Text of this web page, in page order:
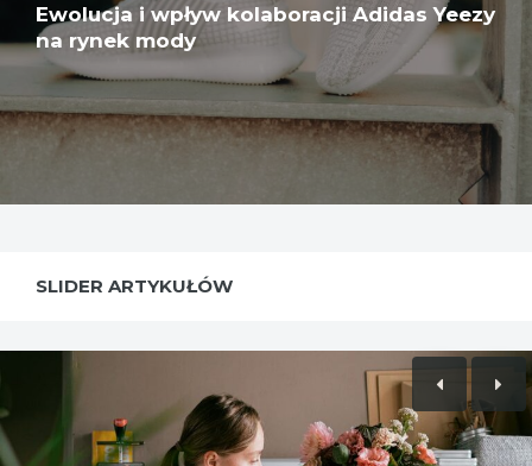
Ewolucja i wpływ kolaboracji Adidas Yeezy
na rynek mody
SLIDER ARTYKUŁÓW